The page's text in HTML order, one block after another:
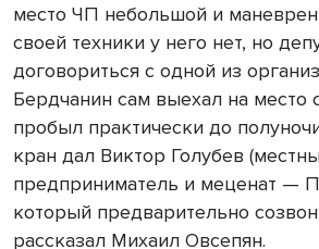
место ЧП небольшой и
своей техники у него нет, но
договориться с одной из
Бердчанин сам выехал на место
пробыл практически до
кран дал Виктор Голубев
предприниматель и меценат —
который предварительно
рассказал Михаил Овсепян.